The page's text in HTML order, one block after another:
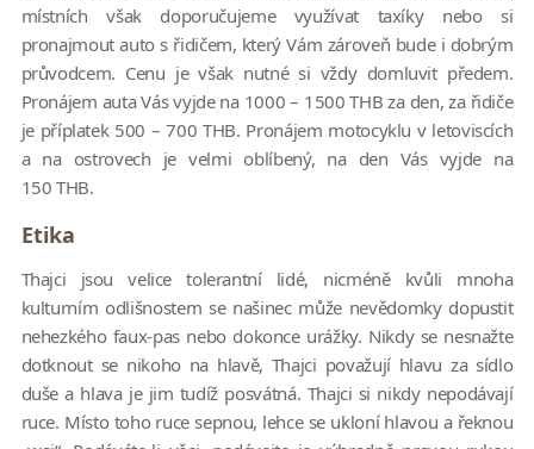
místních však doporučujeme využívat taxíky nebo si
pronajmout auto s řidičem, který Vám zároveň bude i dobrým
průvodcem. Cenu je však nutné si vždy domluvit předem.
Pronájem auta Vás vyjde na 1000 – 1500 THB za den, za řidiče
je příplatek 500 – 700 THB. Pronájem motocyklu v letoviscích
a na ostrovech je velmi oblíbený, na den Vás vyjde na
150 THB.
Etika
Thajci jsou velice tolerantní lidé, nicméně kvůli mnoha
kulturním odlišnostem se našinec může nevědomky dopustit
nehezkého faux-pas nebo dokonce urážky. Nikdy se nesnažte
dotknout se nikoho na hlavě, Thajci považují hlavu za sídlo
duše a hlava je jim tudíž posvátná. Thajci si nikdy nepodávají
ruce. Místo toho ruce sepnou, lehce se ukloní hlavou a řeknou